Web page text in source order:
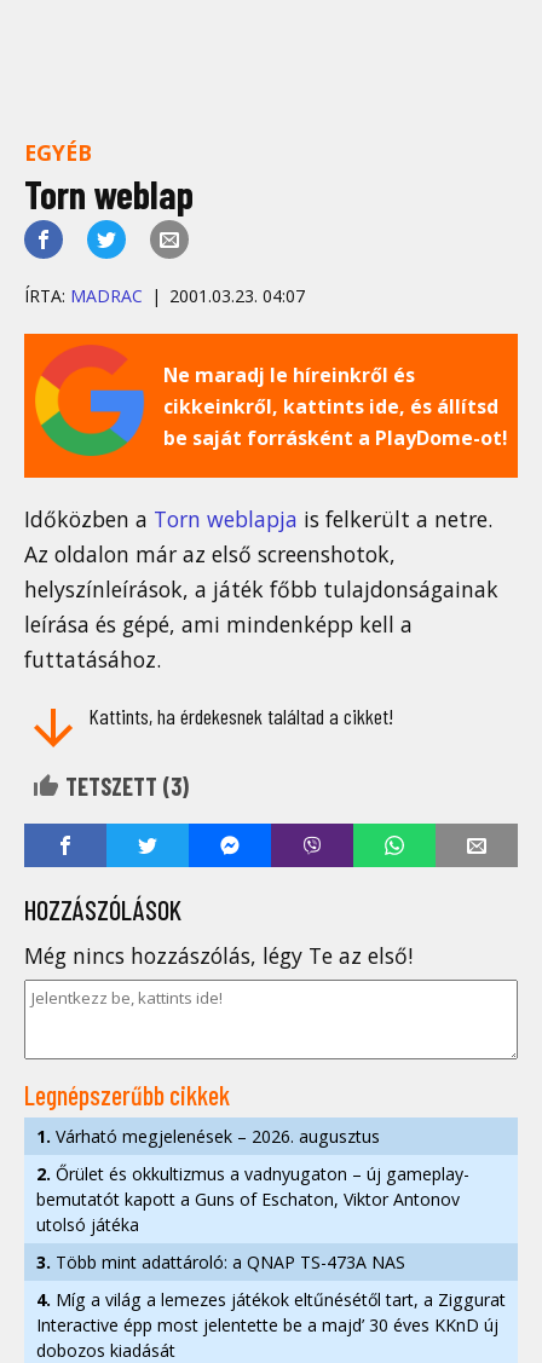
EGYÉB
Torn weblap
ÍRTA: MADRAC 2001.03.23. 04:07
Ne maradj le híreinkről és
cikkeinkről, kattints ide, és állítsd
be saját forrásként a PlayDome-ot!
Időközben a Torn weblapja is felkerült a netre.
Az oldalon már az első screenshotok,
helyszínleírások, a játék főbb tulajdonságainak
leírása és gépé, ami mindenképp kell a
futtatásához.
Kattints, ha érdekesnek találtad a cikket!
TETSZETT (3)
HOZZÁSZÓLÁSOK
Még nincs hozzászólás, légy Te az első!
Legnépszerűbb cikkek
1. Várható megjelenések – 2026. augusztus
2. Őrület és okkultizmus a vadnyugaton – új gameplay-
bemutatót kapott a Guns of Eschaton, Viktor Antonov
utolsó játéka
3. Több mint adattároló: a QNAP TS-473A NAS
4. Míg a világ a lemezes játékok eltűnésétől tart, a Ziggurat
Interactive épp most jelentette be a majd’ 30 éves KKnD új
dobozos kiadását